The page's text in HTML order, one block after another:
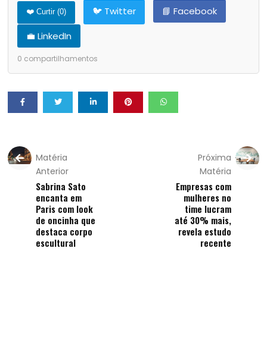
❤️ Curtir (0) 🐦 Twitter
📘 Facebook
💼 LinkedIn
0 compartilhamentos
Matéria
Anterior
Sabrina Sato
encanta em
Paris com look
de oncinha que
destaca corpo
escultural
Próxima
Matéria
Empresas com
mulheres no
time lucram
até 30% mais,
revela estudo
recente